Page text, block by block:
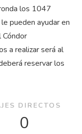
los 1047
pueden ayudar en
Cóndor
a realizar será al
reservar los
DIRECTOS
0